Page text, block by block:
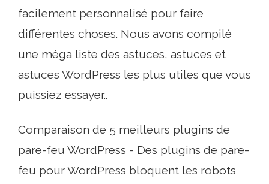
facilement personnalisé pour faire
différentes choses. Nous avons compilé
une méga liste des astuces, astuces et
astuces WordPress les plus utiles que vous
puissiez essayer..
Comparaison de 5 meilleurs plugins de
pare-feu WordPress - Des plugins de pare-
feu pour WordPress bloquent les robots